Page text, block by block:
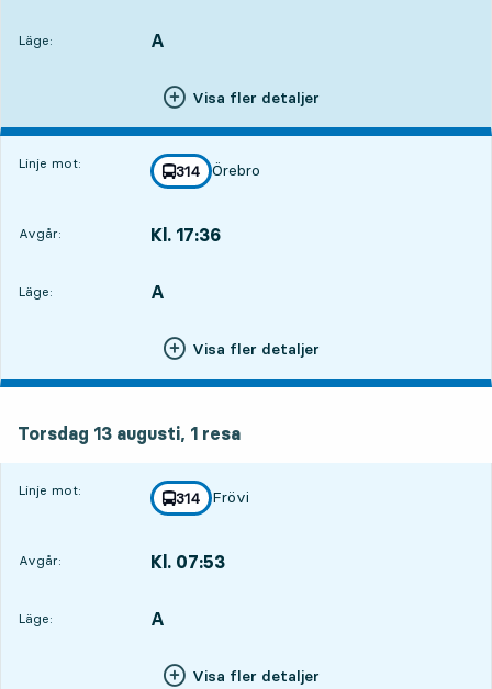
Läge:
LÄGE, A
,
Visa fler detaljer
Linje mot: linje
314
mot
Örebro
,
Avgår: Kl. 17:36
Läge:
LÄGE, A
,
Visa fler detaljer
Torsdag 13 augusti, 1 resa
Linje mot: linje
314
mot
Frövi
,
Avgår: Kl. 07:53
Läge:
LÄGE, A
,
Visa fler detaljer